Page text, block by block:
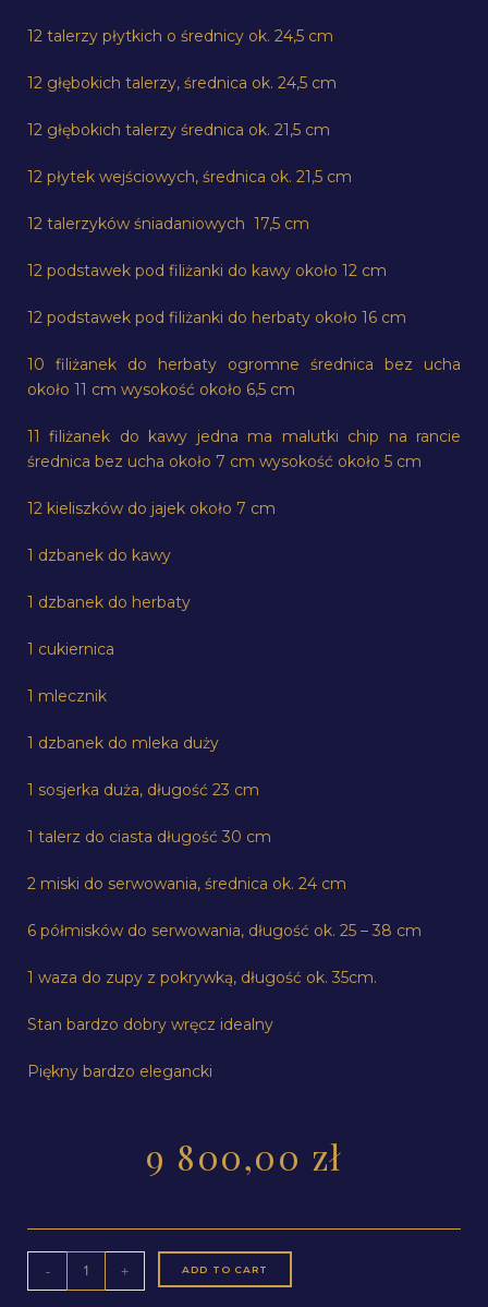
12 talerzy płytkich o średnicy ok. 24,5 cm
12 głębokich talerzy, średnica ok. 24,5 cm
12 głębokich talerzy średnica ok. 21,5 cm
12 płytek wejściowych, średnica ok. 21,5 cm
12 talerzyków śniadaniowych 17,5 cm
12 podstawek pod filiżanki do kawy około 12 cm
12 podstawek pod filiżanki do herbaty około 16 cm
10 filiżanek do herbaty ogromne średnica bez ucha
około 11 cm wysokość około 6,5 cm
11 filiżanek do kawy jedna ma malutki chip na rancie
średnica bez ucha około 7 cm wysokość około 5 cm
12 kieliszków do jajek około 7 cm
1 dzbanek do kawy
1 dzbanek do herbaty
1 cukiernica
1 mlecznik
1 dzbanek do mleka duży
1 sosjerka duża, długość 23 cm
1 talerz do ciasta długość 30 cm
2 miski do serwowania, średnica ok. 24 cm
6 półmisków do serwowania, długość ok. 25 – 38 cm
1 waza do zupy z pokrywką, długość ok. 35cm.
Stan bardzo dobry wręcz idealny
Piękny bardzo elegancki
9 800,00 zł
- + ADD TO CART